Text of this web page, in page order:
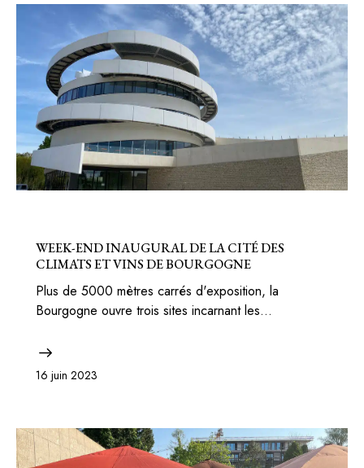
WEEK-END INAUGURAL DE LA CITÉ DES
CLIMATS ET VINS DE BOURGOGNE
Plus de 5000 mètres carrés d'exposition, la
Bourgogne ouvre trois sites incarnant les…
16 juin 2023